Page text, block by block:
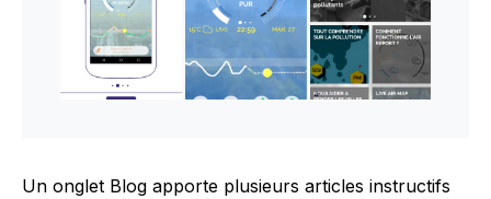
Un onglet Blog apporte plusieurs articles instructifs